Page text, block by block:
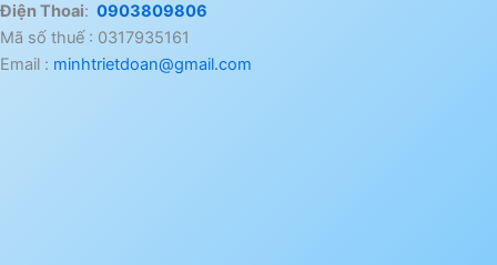
Điện Thoai: 0903809806
Mã số thuế : 0317935161
Email : minhtrietdoan@gmail.com